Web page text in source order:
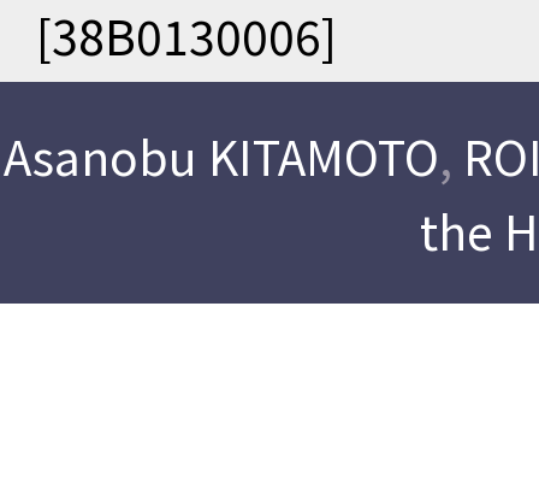
[38B0130006]
Asanobu KITAMOTO,
the